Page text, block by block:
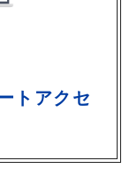
トアクセ